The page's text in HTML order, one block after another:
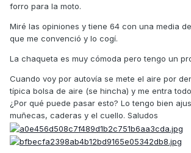
forro para la moto.
Miré las opiniones y tiene 64 con una media
que me convenció y lo cogí.
La chaqueta es muy cómoda pero tengo un
Cuando voy por autovía se mete el aire por
típica bolsa de aire (se hincha) y me entra
¿Por qué puede pasar esto? Lo tengo bien
muñecas, caderas y el cuello. Saludos